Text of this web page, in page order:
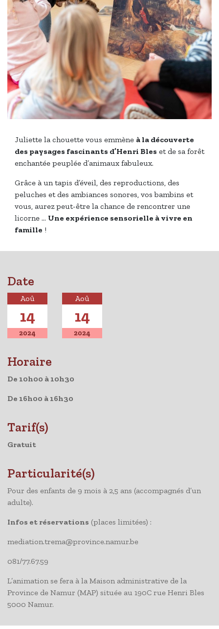
Juliette la chouette vous emmène à la découverte
des paysages fascinants d’Henri Bles et de sa forêt
enchantée peuplée d’animaux fabuleux.
Grâce à un tapis d’éveil, des reproductions, des
peluches et des ambiances sonores, vos bambins et
vous, aurez peut-être la chance de rencontrer une
licorne … Une expérience sensorielle à vivre en
famille !
Date
Aoû
14
2024
Aoû
14
2024
Horaire
De 10h00 à 10h30
De 16h00 à 16h30
Tarif(s)
Gratuit
Particularité(s)
Pour des enfants de 9 mois à 2,5 ans (accompagnés d’un
adulte).
Infos et réservations (places limitées) :
mediation.trema@province.namur.be
081/77.67.59
L’animation se fera à la Maison administrative de la
Province de Namur (MAP) située au 190C rue Henri Bles
5000 Namur.